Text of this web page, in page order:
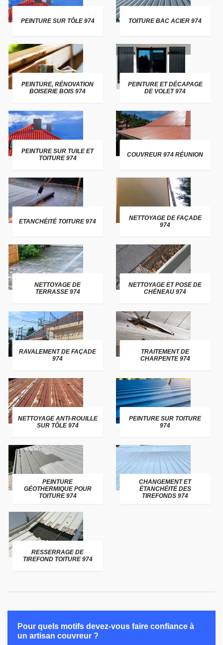
PEINTURE SUR TÔLE 974 TOITURE BAC ACIER 974
PEINTURE, RÉNOVATION
BOISERIE BOIS 974
PEINTURE ET DÉCAPAGE
DE VOLET 974
PEINTURE SUR TUILE ET
TOITURE 974
COUVREUR 974 RÉUNION
ETANCHÉITÉ TOITURE 974
NETTOYAGE DE FAÇADE
974
NETTOYAGE DE
TERRASSE 974
NETTOYAGE ET POSE DE
CHÉNEAU 974
RAVALEMENT DE FAÇADE
974
TRAITEMENT DE
CHARPENTE 974
NETTOYAGE ANTI-ROUILLE
SUR TÔLE 974
PEINTURE SUR TOITURE
974
PEINTURE
GÉOTHERMIQUE POUR
TOITURE 974
CHANGEMENT ET
ÉTANCHÉITÉ DES
TIREFONDS 974
RESSERRAGE DE
TIREFOND TOITURE 974
Pour quels motifs devez-vous faire confiance à
un artisan couvreur ?